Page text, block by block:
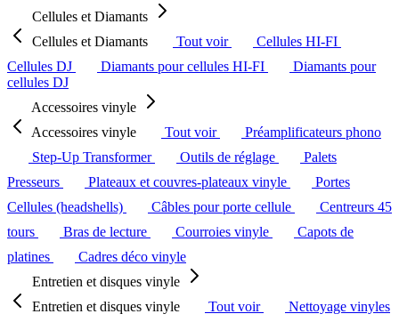
Cellules et Diamants
Cellules et Diamants
Tout voir
Cellules HI-FI
Cellules DJ
Diamants pour cellules HI-FI
Diamants pour
cellules DJ
Accessoires vinyle
Accessoires vinyle
Tout voir
Préamplificateurs phono
Step-Up Transformer
Outils de réglage
Palets
Presseurs
Plateaux et couvres-plateaux vinyle
Portes
Cellules (headshells)
Câbles pour porte cellule
Centreurs 45
tours
Bras de lecture Courroies vinyle
Capots de
platines
Cadres déco vinyle
Entretien et disques vinyle
Entretien et disques vinyle
Tout voir
Nettoyage vinyles